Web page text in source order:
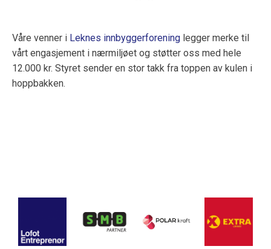
Våre venner i Leknes innbyggerforening legger merke til
vårt engasjement i nærmiljøet og støtter oss med hele
12.000 kr. Styret sender en stor takk fra toppen av kulen i
hoppbakken.